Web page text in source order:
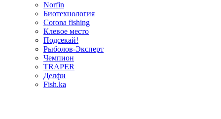
Norfin
Биотехнология
Corona fishing
Клевое место
Подсекай!
Рыболов-Эксперт
Чемпион
TRAPER
Делфи
Fish.ka